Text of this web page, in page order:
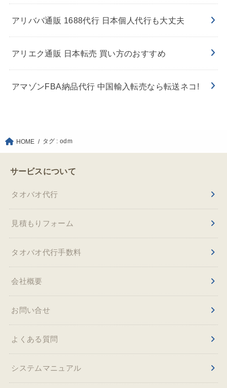
アリババ通販 1688代行 日本個人代行も大丈夫
アリエク通販 日本転売 買い方のおすすめ
アマゾンFBA納品代行 中国輸入転売なら転送ネコ!
HOME タグ : odm
サービスについて
タオバオ代行
見積もりフォーム
タオバオ代行手数料
会社概要
お問い合せ
よくある質問
システムマニュアル